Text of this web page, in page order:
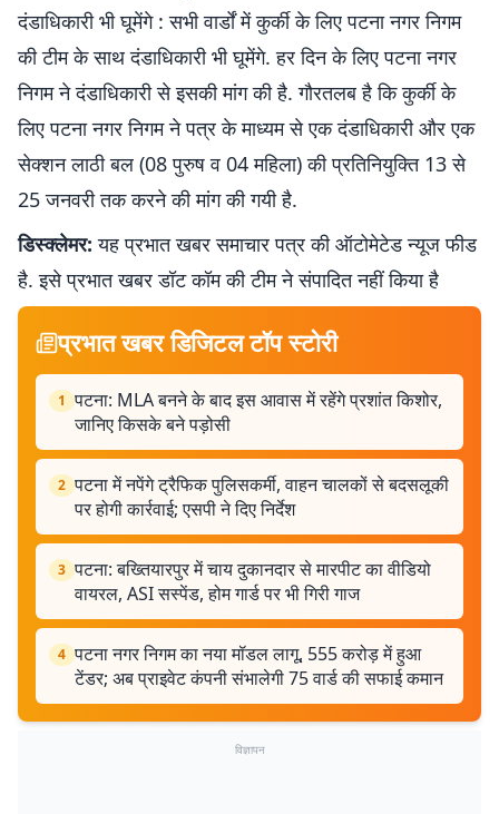
दंडाधिकारी भी घूमेंगे : सभी वार्डों में कुर्की के लिए पटना नगर निगम
की टीम के साथ दंडाधिकारी भी घूमेंगे. हर दिन के लिए पटना नगर
निगम ने दंडाधिकारी से इसकी मांग की है. गौरतलब है कि कुर्की के
लिए पटना नगर निगम ने पत्र के माध्यम से एक दंडाधिकारी और एक
सेक्शन लाठी बल (08 पुरुष व 04 महिला) की प्रतिनियुक्ति 13 से
25 जनवरी तक करने की मांग की गयी है.
डिस्क्लेमर: यह प्रभात खबर समाचार पत्र की ऑटोमेटेड न्यूज फीड
है. इसे प्रभात खबर डॉट कॉम की टीम ने संपादित नहीं किया है
प्रभात खबर डिजिटल टॉप स्टोरी
1 पटना: MLA बनने के बाद इस आवास में रहेंगे प्रशांत किशोर,
जानिए किसके बने पड़ोसी
2 पटना में नपेंगे ट्रैफिक पुलिसकर्मी, वाहन चालकों से बदसलूकी
पर होगी कार्रवाई; एसपी ने दिए निर्देश
3 पटना: बख्तियारपुर में चाय दुकानदार से मारपीट का वीडियो
वायरल, ASI सस्पेंड, होम गार्ड पर भी गिरी गाज
4 पटना नगर निगम का नया मॉडल लागू, 555 करोड़ में हुआ
टेंडर; अब प्राइवेट कंपनी संभालेगी 75 वार्ड की सफाई कमान
विज्ञापन